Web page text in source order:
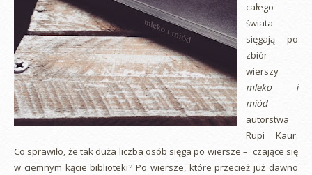
całego
świata
sięgają po
zbiór
wierszy
mleko i
miód
autorstwa
Rupi Kaur.
Co sprawiło, że tak duża liczba osób sięga po wiersze – czające się
w ciemnym kącie biblioteki? Po wiersze, które przecież już dawno